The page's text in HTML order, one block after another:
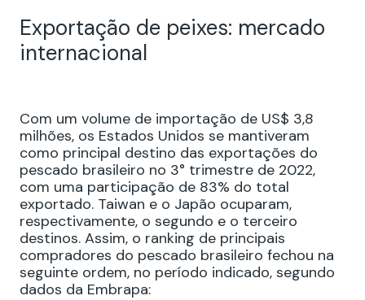
Exportação de peixes: mercado
internacional
Com um volume de importação de US$ 3,8
milhões, os Estados Unidos se mantiveram
como principal destino das exportações do
pescado brasileiro no 3° trimestre de 2022,
com uma participação de 83% do total
exportado. Taiwan e o Japão ocuparam,
respectivamente, o segundo e o terceiro
destinos. Assim, o ranking de principais
compradores do pescado brasileiro fechou na
seguinte ordem, no período indicado, segundo
dados da Embrapa: